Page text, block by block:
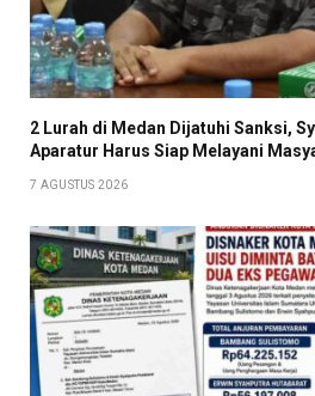
2 Lurah di Medan Dijatuhi Sanksi,
Aparatur Harus Siap Melayani
7 AGUSTUS 2026